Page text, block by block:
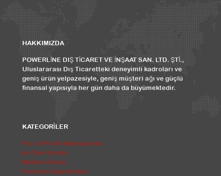
HAKKIMIZDA
POWERLİNE DIŞ TİCARET VE İNŞAAT SAN. LTD. ŞTİ.,
Uluslararası Dış Ticaretteki deneyimli kadroları ve
geniş ürün yelpazesiyle, geniş müşteri ağı ve güçlü
finansal yapısıyla her gün daha da büyümektedir.
KATEGORİLER
Pvc ve Profil Aksesuarları
Isı Cam Grubu
Makina Grubu
Pencere Kapı Kolları